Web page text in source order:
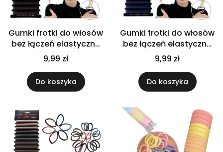
Gumki frotki do włosów
bez łączeń elastyczne
wygodne ozdobne
zestaw 18 szt
9,99 zł
Do koszyka
Gumki frotki do włosów
bez łączeń elastyczne
wygodne ozdobne
zestaw 18 szt
9,99 zł
Do koszyka